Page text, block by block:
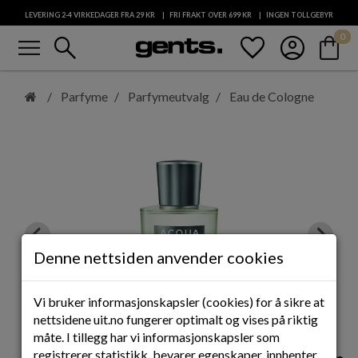
LEVERING 2-4 VIRKEDAGER FRA 29KR FRI FRAKT OVER 699KR INGEN TOLLGEBYR
KUNDESERVICE
menu search favorite account_circle shopping_bag
0
Parfyme Parfymeutvalg Eau de Cologne
Denne nettsiden anvender cookies
Vi bruker informasjonskapsler (cookies) for å sikre at
nettsidene uit.no fungerer optimalt og vises på riktig
måte. I tillegg har vi informasjonskapsler som
registrerer statistikk, bevarer egenskaper, innhenter